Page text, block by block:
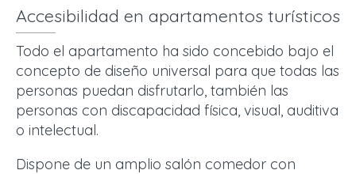
Accesibilidad en apartamentos turísticos
Todo el apartamento ha sido concebido bajo el
concepto de diseño universal para que todas las
personas puedan disfrutarlo, también las
personas con discapacidad física, visual, auditiva
o intelectual.
Dispone de un amplio salón comedor con